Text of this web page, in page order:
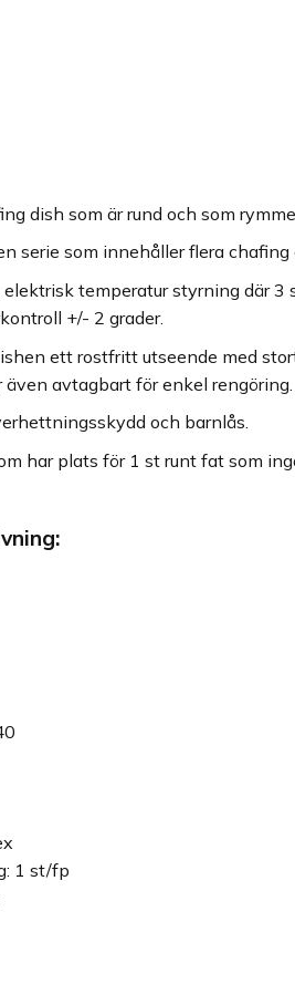
dish som är rund och som
serie som innehåller flera
elektrisk temperatur styrning där
+/- 2 grader.
ett rostfritt utseende med
även avtagbart för enkel rengöring.
och barnlås.
har plats för 1 st runt fat som
1 st/fp